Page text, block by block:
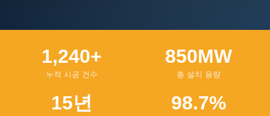
1,240+
누적 시공 건수
850MW
총 설치 용량
15년 98.7%